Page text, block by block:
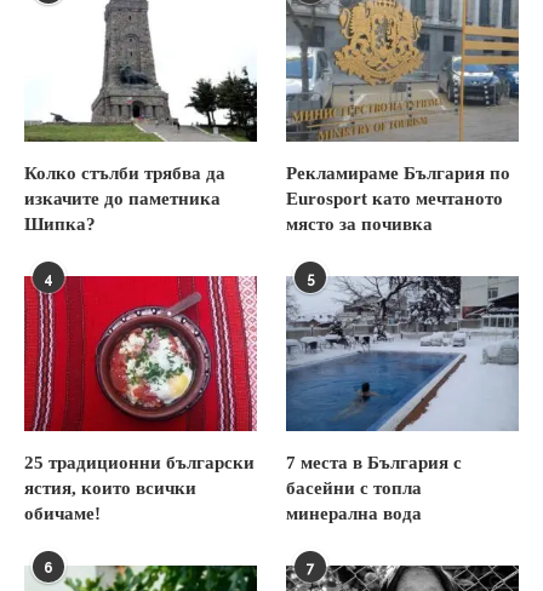
Колко стълби трябва да
изкачите до паметника
Шипка?
Рекламираме България по
Eurosport като мечтаното
място за почивка
4
25 традиционни български
ястия, които всички
обичаме!
5
7 места в България с
басейни с топла
минерална вода
6 7